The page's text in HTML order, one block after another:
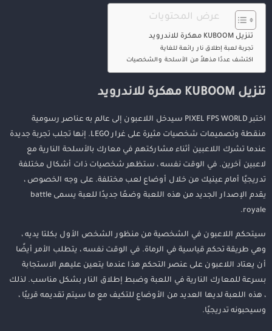
عرض المحتويات
تنزيل KUBOOM مهكرة للاندرويد
تجربة لعبة إطلاق نار رائعة للغاية
اكتشف عددًا مذهلاً من الأسلحة والشخصيات
تنزيل KUBOOM مهكرة للاندرويد
اختبر PIXEL FPS WORLD سيدخل اللاعبون إلى عالم به عناصر رسومية
منقطة وتصميمات شخصيات مثيرة على غرار LEGO. إنها تجلب تجربة جديدة
عندما تشرك اللاعبين أثناء مشاركتهم في معارك بالأسلحة النارية مع
لاعبين آخرين. في الوقت نفسه ، ستظهر شخصيات ذات أشكال مختلفة
تدريجيًا أمام عينيك من خلال أوضاع لعب مختلفة. على وجه الخصوص ،
يقدم الإصدار الجديد من هذه اللعبة وضعًا جديدًا للعبة يسمى battle
royale.
سيتحكم اللاعبون في الشخصية من منظور الشخص الأول بكلتا يديه ،
وهي طريقة تحكم قياسية في الرماة. في الوقت نفسه ، يتطلب الأمر أيضًا
أن يعتاد اللاعبون على عنصر التحكم هذا عندما يتعين عليهم الاستجابة
بسرعة للمعارك النارية في اللعبة وضبط إطلاق النار بشكل مناسب. لذلك
، هذه اللعبة لديها العديد من الأوضاع للتكيف مع ما سيتم تقديمه قريبًا ،
وسيحبونه تدريجيًا.